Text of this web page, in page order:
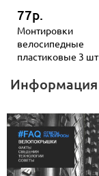
77р.
Монтировки
велосипедные
пластиковые 3 шт
Информация